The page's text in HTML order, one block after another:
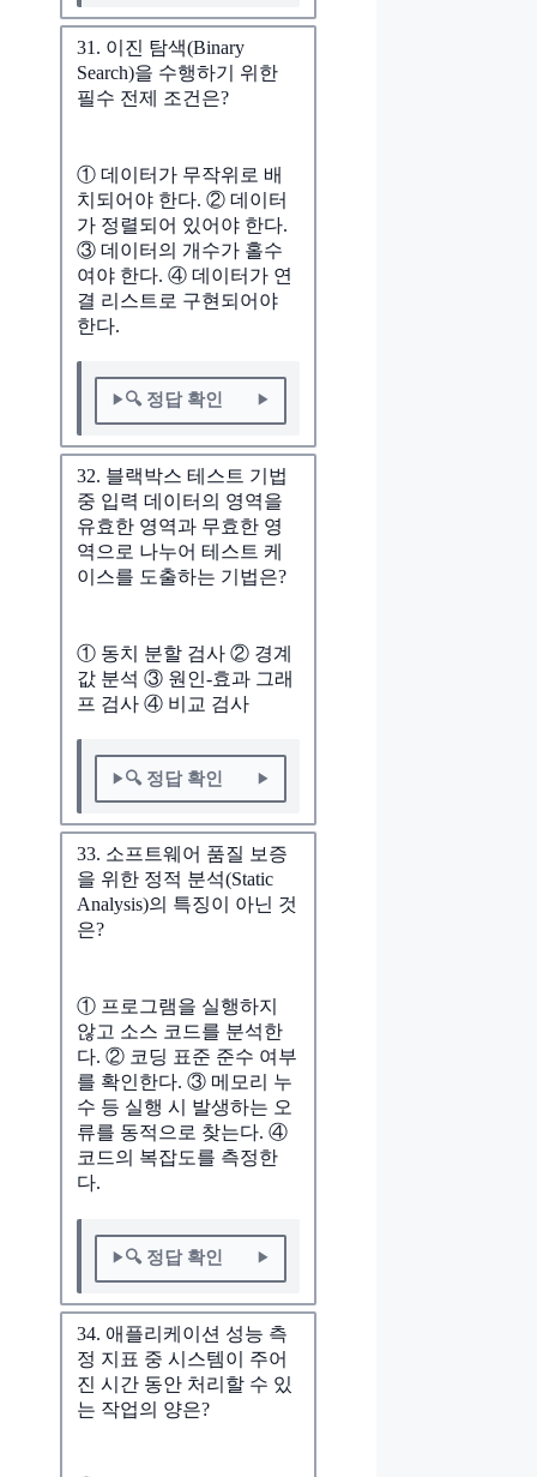
31. 이진 탐색(Binary
Search)을 수행하기 위한
필수 전제 조건은?
① 데이터가 무작위로 배
치되어야 한다. ② 데이터
가 정렬되어 있어야 한다.
③ 데이터의 개수가 홀수
여야 한다. ④ 데이터가 연
결 리스트로 구현되어야
한다.
🔍 정답 확인
32. 블랙박스 테스트 기법
중 입력 데이터의 영역을
유효한 영역과 무효한 영
역으로 나누어 테스트 케
이스를 도출하는 기법은?
① 동치 분할 검사 ② 경계
값 분석 ③ 원인-효과 그래
프 검사 ④ 비교 검사
🔍 정답 확인
33. 소프트웨어 품질 보증
을 위한 정적 분석(Static
Analysis)의 특징이 아닌 것
은?
① 프로그램을 실행하지
않고 소스 코드를 분석한
다. ② 코딩 표준 준수 여부
를 확인한다. ③ 메모리 누
수 등 실행 시 발생하는 오
류를 동적으로 찾는다. ④
코드의 복잡도를 측정한
다.
🔍 정답 확인
34. 애플리케이션 성능 측
정 지표 중 시스템이 주어
진 시간 동안 처리할 수 있
는 작업의 양은?